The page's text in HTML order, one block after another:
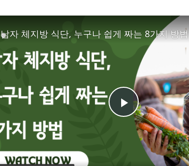
P
남자 체지방 식단, 누구나 쉽게 짜는 8가지 방법